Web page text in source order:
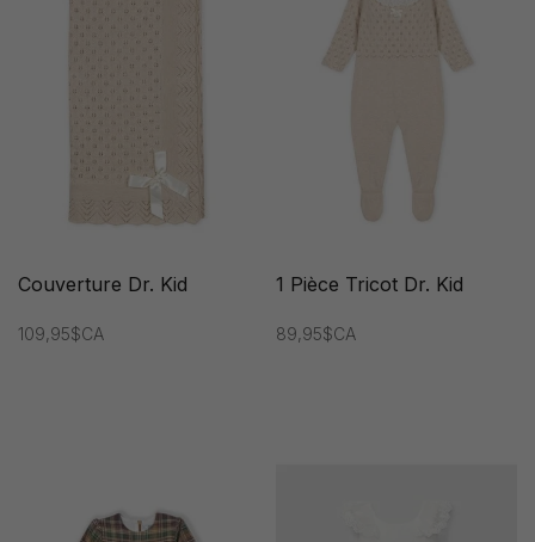
Couverture Dr. Kid
109,95$CA
1 Pièce Tricot Dr. Kid
89,95$CA